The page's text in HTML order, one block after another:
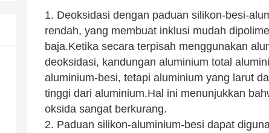
1. Deoksidasi dengan paduan silikon-besi-
rendah, yang membuat inklusi mudah
baja.Ketika secara terpisah menggunakan
deoksidasi, kandungan aluminium total
aluminium-besi, tetapi aluminium yang larut
tinggi dari aluminium.Hal ini menunjukkan
oksida sangat berkurang.
2. Paduan silikon-aluminium-besi dapat